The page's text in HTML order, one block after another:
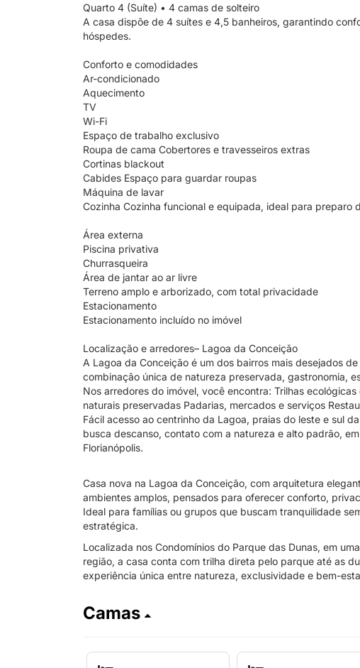
Quarto 4 (Suíte) • 4 camas de solteiro
A casa dispõe de 4 suítes e 4,5 banheiros, garantindo
hóspedes.
Conforto e comodidades
Ar-condicionado
Aquecimento
TV
Wi-Fi
Espaço de trabalho exclusivo
Roupa de cama Cobertores e travesseiros extras
Cortinas blackout
Cabides Espaço para guardar roupas
Máquina de lavar
Cozinha Cozinha funcional e equipada, ideal para preparo
Área externa
Piscina privativa
Churrasqueira
Área de jantar ao ar livre
Terreno amplo e arborizado, com total privacidade
Estacionamento
Estacionamento incluído no imóvel
Localização e arredores– Lagoa da Conceição
A Lagoa da Conceição é um dos bairros mais desejados
combinação única de natureza preservada, gastronomia,
Nos arredores do imóvel, você encontra: Trilhas
naturais preservadas Padarias, mercados e serviços
Fácil acesso ao centrinho da Lagoa, praias do leste e sul
busca descanso, contato com a natureza e alto padrão,
Florianópolis.
Casa nova na Lagoa da Conceição, com arquitetura
ambientes amplos, pensados para oferecer conforto,
Ideal para famílias ou grupos que buscam tranquilidade
estratégica.
Localizada nos Condomínios do Parque das Dunas, em
região, a casa conta com trilha direta pelo parque até as
experiência única entre natureza, exclusividade e bem-
Camas